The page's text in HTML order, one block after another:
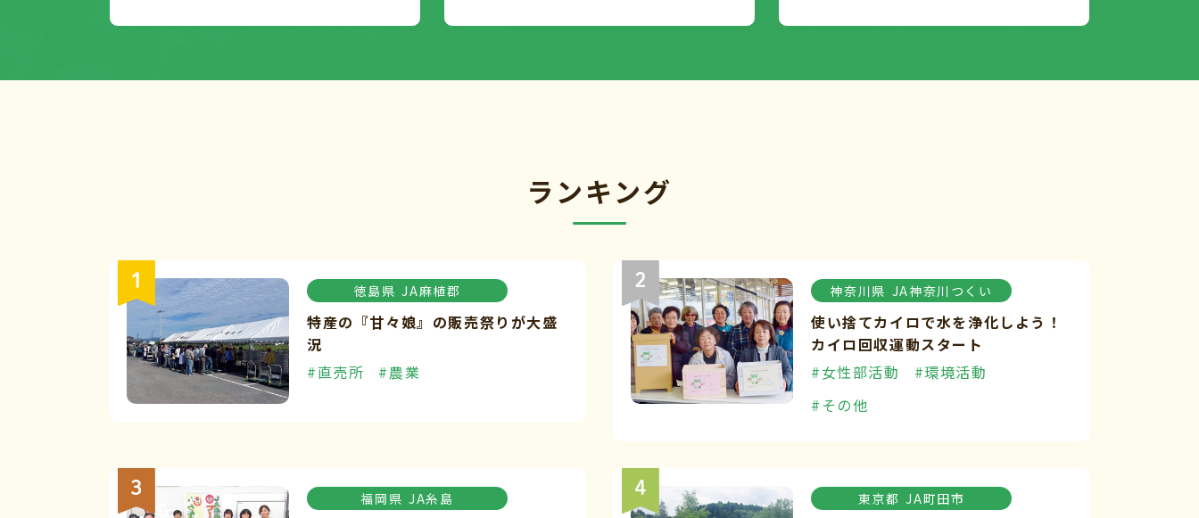
ランキング
徳島県 JA麻植郡
特産の『甘々娘』の販売祭りが大盛
況
#直売所
#農業
神奈川県 JA神奈川つくい
使い捨てカイロで水を浄化しよう！
カイロ回収運動スタート
#女性部活動
#環境活動
#その他
福岡県 JA糸島 東京都 JA町田市